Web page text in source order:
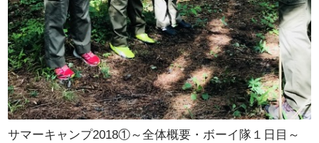
サマーキャンプ2018①～全体概要・ボーイ隊１日目～